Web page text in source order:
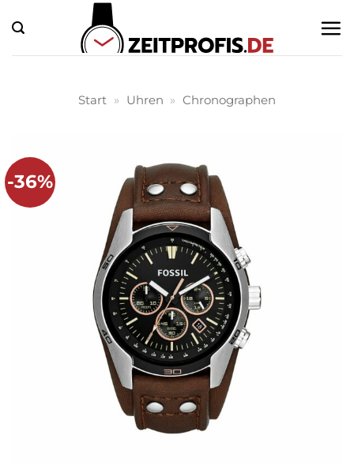
Inhalt
springen
Start » Uhren » Chronographen
-36%